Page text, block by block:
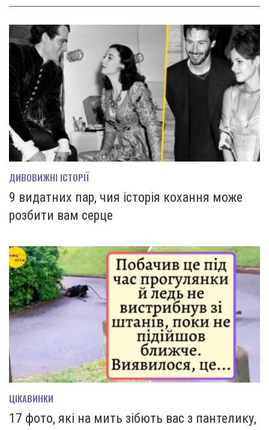
ДИВОВИЖНІ ІСТОРІЇ
9 видатних пар, чия історія кохання може
розбити вам серце
ЦІКАВИНКИ
17 фото, які на мить зiбють вас з пантелику,